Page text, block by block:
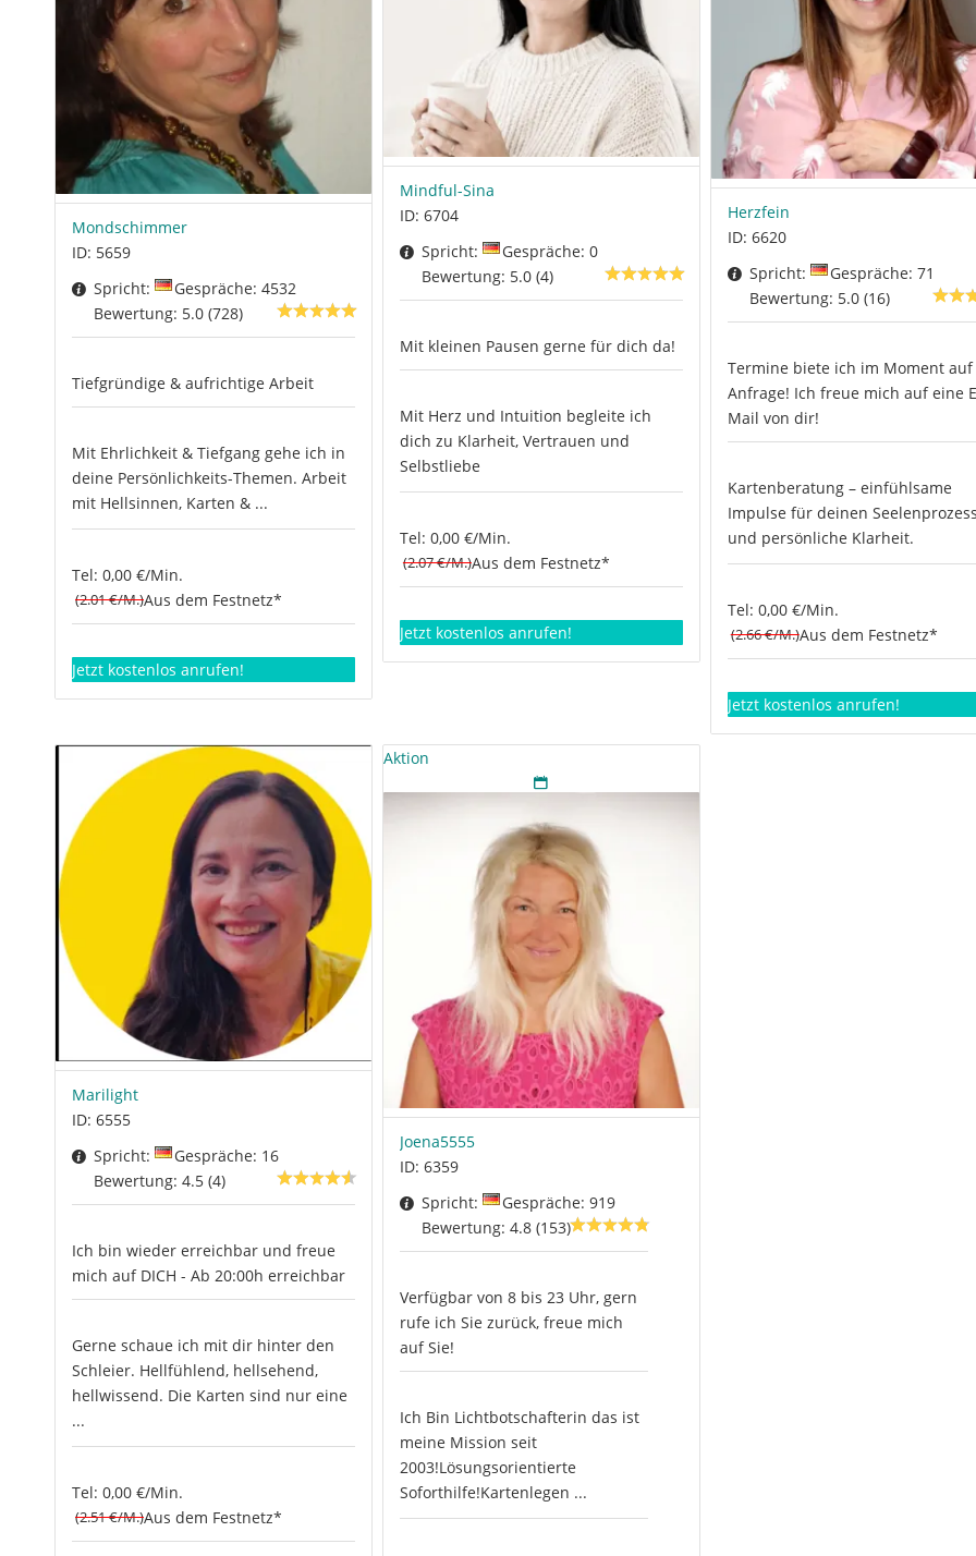
Mondschimmer
ID: 5659
Spricht:
Gespräche: 4532
Bewertung: 5.0 (728)
Tiefgründige & aufrichtige Arbeit
Mit Ehrlichkeit & Tiefgang gehe ich in
deine Persönlichkeits-Themen. Arbeit
mit Hellsinnen, Karten & ...
Tel: 0,00 €/Min.
(2.01 €/M.)Aus dem Festnetz*
Jetzt kostenlos anrufen!
Mindful-Sina
ID: 6704
Spricht:
Gespräche: 0
Bewertung: 5.0 (4)
Mit kleinen Pausen gerne für dich da!
Mit Herz und Intuition begleite ich
dich zu Klarheit, Vertrauen und
Selbstliebe
Tel: 0,00 €/Min.
(2.07 €/M.)Aus dem Festnetz*
Jetzt kostenlos anrufen!
Herzfein
ID: 6620
Spricht:
Gespräche: 71
Bewertung: 5.0 (16)
Termine biete ich im Moment auf
Anfrage! Ich freue mich auf eine
Mail von dir!
Kartenberatung – einfühlsame
Impulse für deinen
und persönliche Klarheit.
Tel: 0,00 €/Min.
(2.66 €/M.)Aus dem Festnetz*
Jetzt kostenlos anrufen!
Marilight
ID: 6555
Spricht:
Gespräche: 16
Bewertung: 4.5 (4)
Ich bin wieder erreichbar und freue
mich auf DICH - Ab 20:00h erreichbar
Gerne schaue ich mit dir hinter den
Schleier. Hellfühlend, hellsehend,
hellwissend. Die Karten sind nur eine
...
Tel: 0,00 €/Min.
(2.51 €/M.)Aus dem Festnetz*
Aktion
Joena5555
ID: 6359
Spricht:
Gespräche: 919
Bewertung: 4.8 (153)
Verfügbar von 8 bis 23 Uhr, gern
rufe ich Sie zurück, freue mich
auf Sie!
Ich Bin Lichtbotschafterin das ist
meine Mission seit
2003!Lösungsorientierte
Soforthilfe!Kartenlegen ...